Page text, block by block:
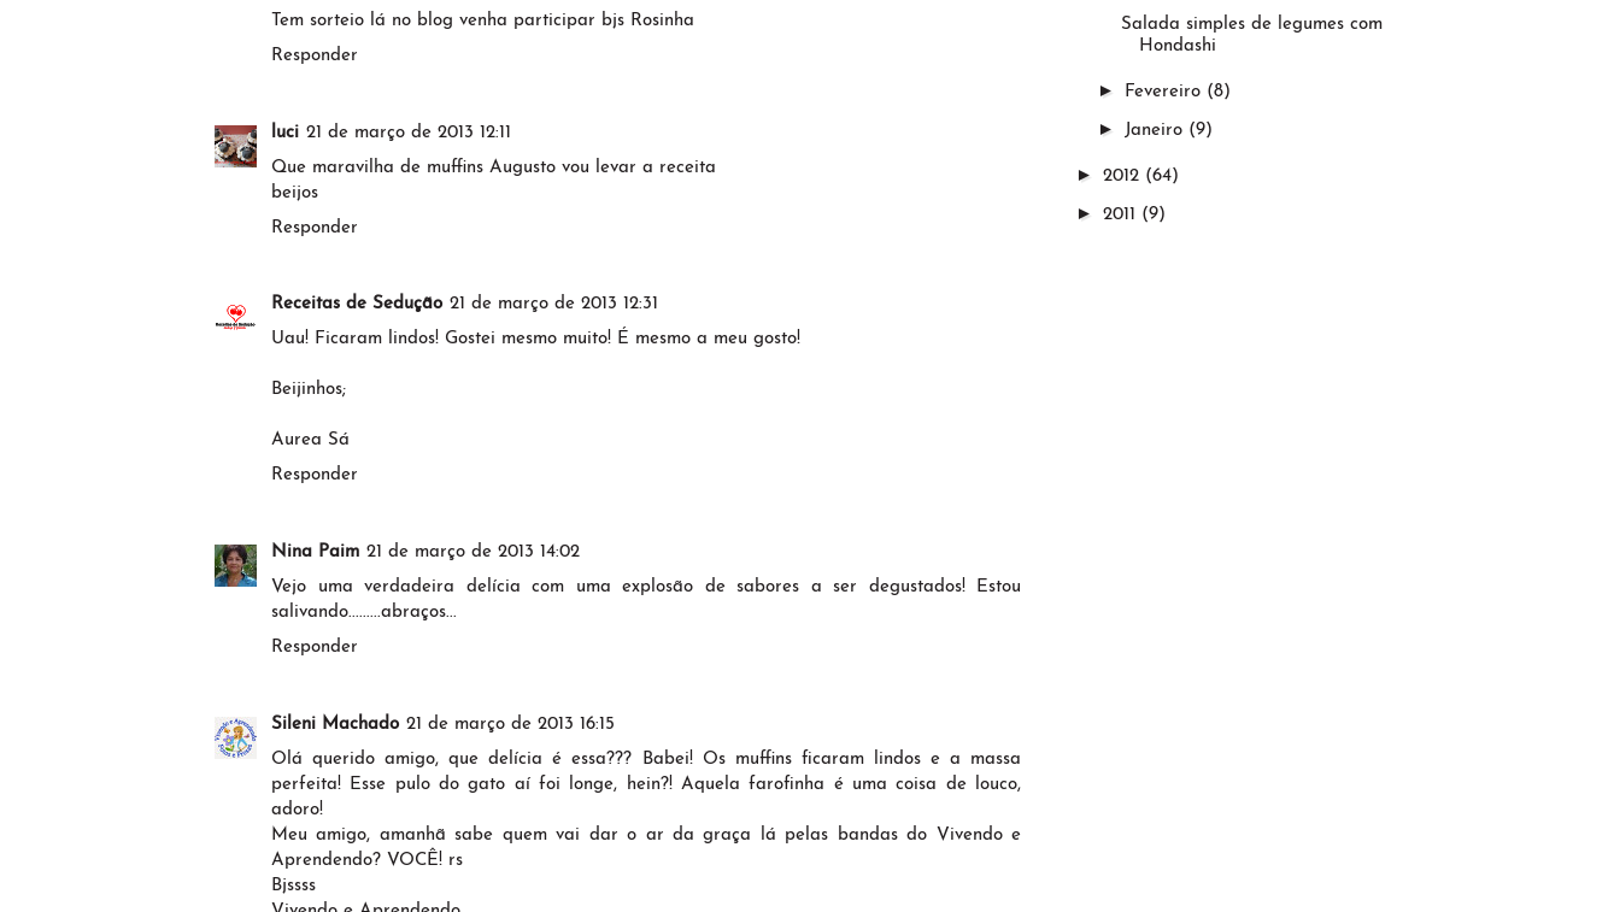
Tem sorteio lá no blog venha participar bjs Rosinha
Responder
luci 21 de março de 2013 12:11
Que maravilha de muffins Augusto vou levar a receita
beijos
Responder
Receitas de Sedução 21 de março de 2013 12:31
Uau! Ficaram lindos! Gostei mesmo muito! É mesmo a meu gosto!
Beijinhos;
Aurea Sá
Responder
Nina Paim 21 de março de 2013 14:02
Vejo uma verdadeira delícia com uma explosão de sabores a ser degustados! Estou
salivando.........abraços...
Responder
Sileni Machado 21 de março de 2013 16:15
Olá querido amigo, que delícia é essa??? Babei! Os muffins ficaram lindos e a massa
perfeita! Esse pulo do gato aí foi longe, hein?! Aquela farofinha é uma coisa de louco,
adoro!
Meu amigo, amanhã sabe quem vai dar o ar da graça lá pelas bandas do Vivendo e
Aprendendo? VOCÊ! rs
Bjssss
Salada simples de legumes com
Hondashi
► Fevereiro (8)
► Janeiro (9)
► 2012 (64)
► 2011 (9)